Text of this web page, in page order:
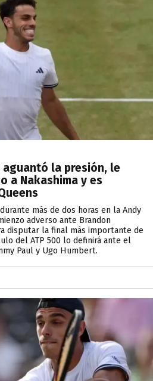
aguantó la presión, le
a Nakashima y es
más de dos horas en la Andy
adverso ante Brandon
disputar la final más importante de
del ATP 500 lo definirá ante el
Paul y Ugo Humbert.